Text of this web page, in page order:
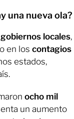
una nueva ola?
gobiernos locales,
en los contagios
estados,
ocho mil
un aumento